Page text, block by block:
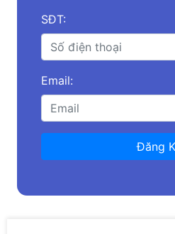
SĐT:
Email:
Đăng